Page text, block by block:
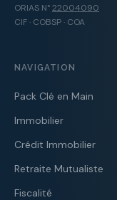
ORIAS N°22004090
CIF · COBSP · COA
NAVIGATION
Pack Clé en Main
Immobilier
Crédit Immobilier
Retraite Mutualiste
Fiscalité